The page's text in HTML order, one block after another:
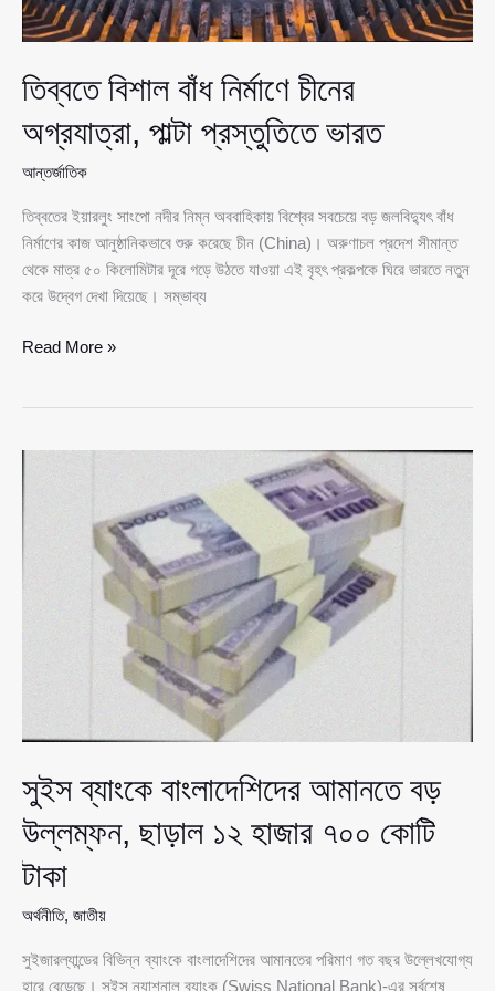
তিব্বতে বিশাল বাঁধ নির্মাণে চীনের
অগ্রযাত্রা, পাল্টা প্রস্তুতিতে ভারত
আন্তর্জাতিক
তিব্বতের ইয়ারলুং সাংপো নদীর নিম্ন অববাহিকায় বিশ্বের সবচেয়ে বড় জলবিদ্যুৎ বাঁধ
নির্মাণের কাজ আনুষ্ঠানিকভাবে শুরু করেছে চীন (China)। অরুণাচল প্রদেশ সীমান্ত
থেকে মাত্র ৫০ কিলোমিটার দূরে গড়ে উঠতে যাওয়া এই বৃহৎ প্রকল্পকে ঘিরে ভারতে নতুন
করে উদ্বেগ দেখা দিয়েছে। সম্ভাব্য
তিব্বতে
চীনের
ভারত
Read More »
সুইস ব্যাংকে বাংলাদেশিদের আমানতে বড়
উল্লম্ফন, ছাড়াল ১২ হাজার ৭০০ কোটি
টাকা
অর্থনীতি, জাতীয়
সুইজারল্যান্ডের বিভিন্ন ব্যাংকে বাংলাদেশিদের আমানতের পরিমাণ গত বছর উল্লেখযোগ্য
হারে বেড়েছে। সুইস ন্যাশনাল ব্যাংক (Swiss National Bank)-এর সর্বশেষ